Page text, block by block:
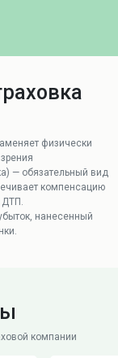
физически
— обязательный вид
компенсацию
ДТП.
нанесенный
компании